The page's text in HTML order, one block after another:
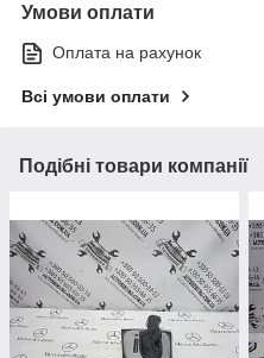
Умови оплати
Оплата на рахунок
Всі умови оплати
Подібні товари компанії